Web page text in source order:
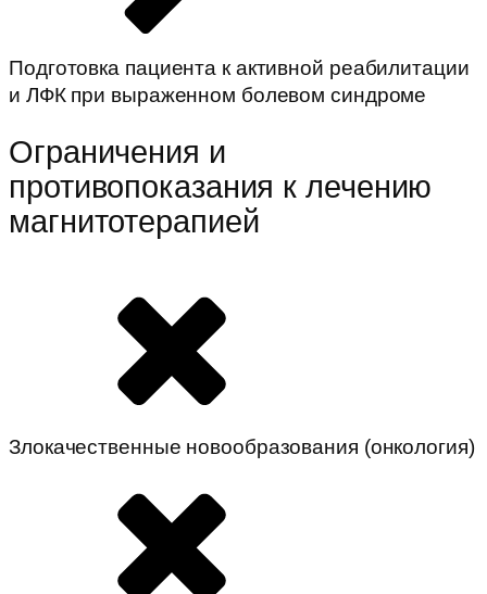
Подготовка пациента к активной реабилитации
и ЛФК при выраженном болевом синдроме
Ограничения и
противопоказания к лечению
магнитотерапией
Злокачественные новообразования (онкология)